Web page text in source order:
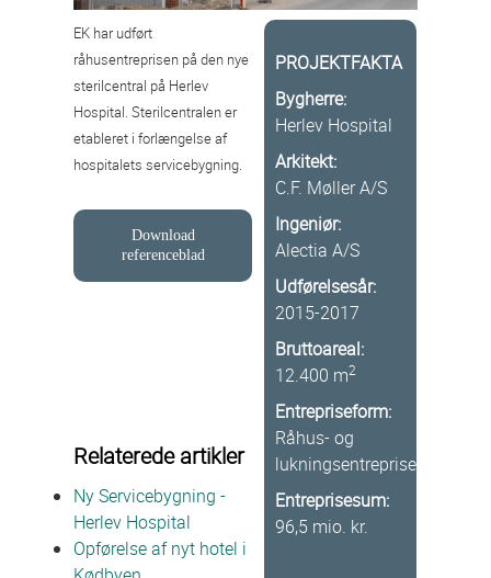
EK har udført
råhusentreprisen på den nye
sterilcentral på Herlev
Hospital. Sterilcentralen er
etableret i forlængelse af
hospitalets servicebygning.
Download
referenceblad
Relaterede artikler
Ny Servicebygning -
Herlev Hospital
Opførelse af nyt hotel i
PROJEKTFAKTA
Bygherre:
Herlev Hospital
Arkitekt:
C.F. Møller A/S
Ingeniør:
Alectia A/S
Udførelsesår:
2015-2017
Bruttoareal:
12.400 m2
Entrepriseform:
Råhus- og
lukningsentreprise
Entreprisesum:
96,5 mio. kr.